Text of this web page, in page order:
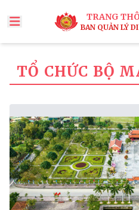
TRANG
BAN QUẢN LÝ
Tìm x
TỔ CHỨC BỘ